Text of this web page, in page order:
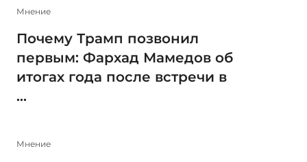
Мнение
Почему Трамп позвонил
первым: Фархад Мамедов об
итогах года после встречи в
...
Мнение